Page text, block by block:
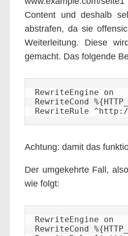
Content und deshalb
abstrafen, da sie
Weiterleitung. Diese
gemacht. Das folgende
RewriteEngine on
RewriteCond
RewriteRule ^http://
Achtung: damit das
Der umgekehrte Fall,
wie folgt:
RewriteEngine on
RewriteCond